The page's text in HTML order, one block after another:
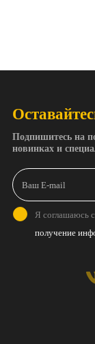
Подпишитесь на
новинках и
Я соглашаюсь с
получение